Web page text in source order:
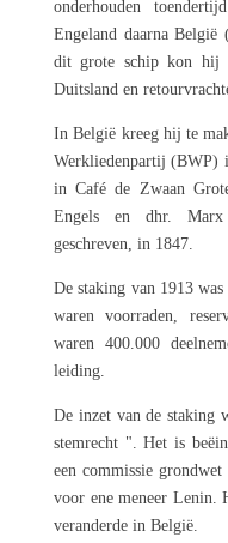
onderhouden
Engeland daarna
dit grote schip kon hij
Duitsland en
In België kreeg hij te
Werkliedenpartij (BWP)
in Café de Zwaan
Engels en dhr. Marx
geschreven, in 1847.
De staking van 1913
waren voorraden,
waren 400.000
leiding.
De inzet van de staking
stemrecht ". Het is
een commissie
voor ene meneer Lenin.
veranderde in België.